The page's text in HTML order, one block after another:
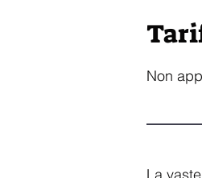
Non